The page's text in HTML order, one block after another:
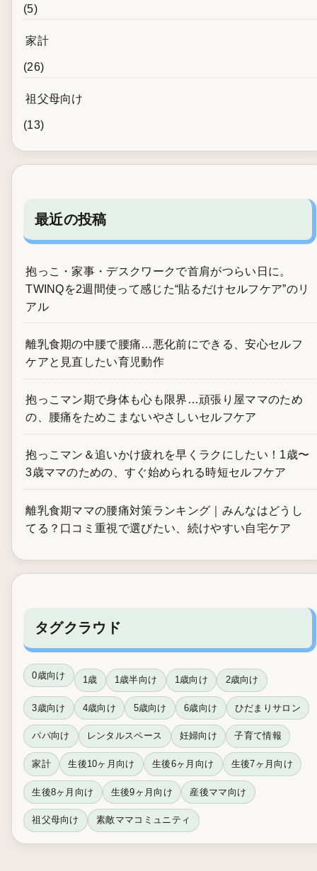
(5)
家計
(26)
祖父母向け
(13)
最近の投稿
抱っこ・家事・デスクワークで首肩がつらい日に。
TWINQを2週間使って感じた“貼るだけセルフケア”のリ
アル
離乳食期の中腰で腰痛…悪化前にできる、安心セルフ
ケアと見直したい育児動作
抱っこマン期で身体も心も限界…頑張り屋ママのため
の、腰痛をためこまないやさしいセルフケア
抱っこマン＆追いかけ疲れを早くラクにしたい！1歳〜
3歳ママのための、すぐ始められる時短セルフケア
離乳食期ママの腰痛対策ランキング｜みんなはどうし
てる？口コミ重視で選びたい、続けやすい自宅ケア
タグクラウド
0歳向け 1歳 1歳半向け 1歳向け 2歳向け
3歳向け 4歳向け 5歳向け 6歳向け ひだまりサロン
パパ向け レンタルスペース 妊婦向け 子育て情報
家計 生後10ヶ月向け 生後6ヶ月向け 生後7ヶ月向け
生後8ヶ月向け 生後9ヶ月向け 産後ママ向け
祖父母向け 素敵ママコミュニティ